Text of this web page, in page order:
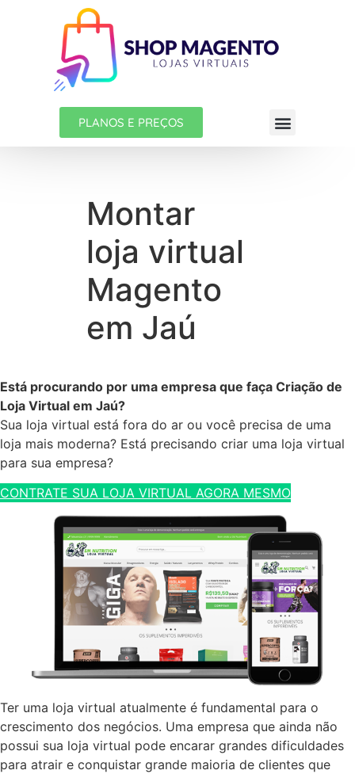
PLANOS E PREÇOS
Montar
loja virtual
Magento
em Jaú
Está procurando por uma empresa que faça Criação de
Loja Virtual em Jaú?
Sua loja virtual está fora do ar ou você precisa de uma
loja mais moderna? Está precisando criar uma loja virtual
para sua empresa?
CONTRATE SUA LOJA VIRTUAL AGORA MESMO
Ter uma loja virtual atualmente é fundamental para o
crescimento dos negócios. Uma empresa que ainda não
possui sua loja virtual pode encarar grandes dificuldades
para atrair e conquistar grande maioria de clientes que